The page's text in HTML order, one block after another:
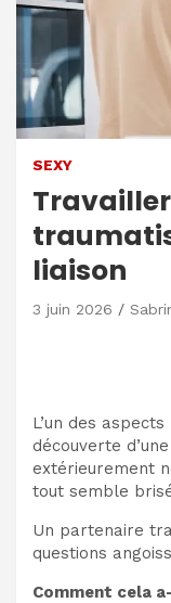
SEXY
liaison
3 juin 2026
L’un des
découverte
extérieurement
tout semble
Un partenaire
questions
Comment cela